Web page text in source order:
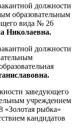
должности
образовательным
вида № 26
Николаевна.
должности
заведующего
учреждением
«Золотая рыбка»
кандидатов